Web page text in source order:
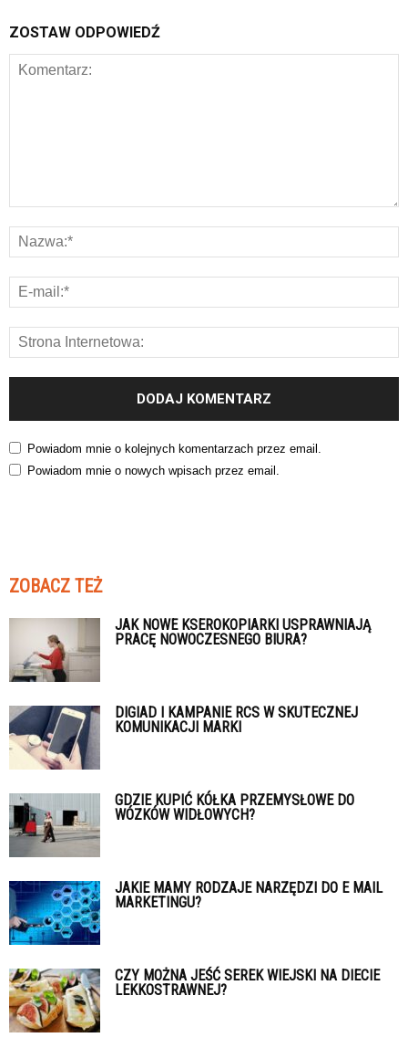
ZOSTAW ODPOWIEDŹ
Powiadom mnie o kolejnych komentarzach przez email.
Powiadom mnie o nowych wpisach przez email.
ZOBACZ TEŻ
JAK NOWE KSEROKOPIARKI USPRAWNIAJĄ
PRACĘ NOWOCZESNEGO BIURA?
DIGIAD I KAMPANIE RCS W SKUTECZNEJ
KOMUNIKACJI MARKI
GDZIE KUPIĆ KÓŁKA PRZEMYSŁOWE DO
WÓZKÓW WIDŁOWYCH?
JAKIE MAMY RODZAJE NARZĘDZI DO E MAIL
MARKETINGU?
CZY MOŻNA JEŚĆ SEREK WIEJSKI NA DIECIE
LEKKOSTRAWNEJ?